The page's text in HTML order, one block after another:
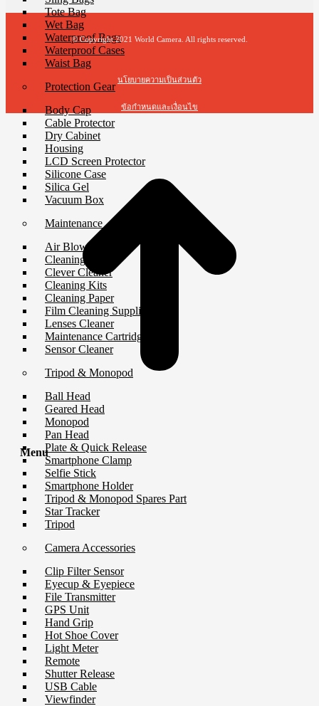
Tote Bag
Wet Bag
Waterproof Bags
Waterproof Cases
Waist Bag
Protection Gear
Body Cap
Cable Protector
Dry Cabinet
Housing
LCD Screen Protector
Silicone Case
Silica Gel
Vacuum Box
Maintenance
Air Blower
Cleaning Cloth
Clever Cleaner
Cleaning Kits
Cleaning Paper
Film Cleaning Supplies
Lenses Cleaner
Maintenance Cartridge
Sensor Cleaner
Tripod & Monopod
Ball Head
Geared Head
Monopod
Pan Head
Plate & Quick Release
Smartphone Clamp
Selfie Stick
Smartphone Holder
Tripod & Monopod Spares Part
Star Tracker
Tripod
Camera Accessories
Clip Filter Sensor
Eyecup & Eyepiece
File Transmitter
GPS Unit
Hand Grip
Hot Shoe Cover
Light Meter
Remote
Shutter Release
USB Cable
Viewfinder
© Copyright 2021 World Camera. All rights reserved.
นโยบายความเป็นส่วนตัว
ข้อกำหนดและเงื่อนไข
Menu